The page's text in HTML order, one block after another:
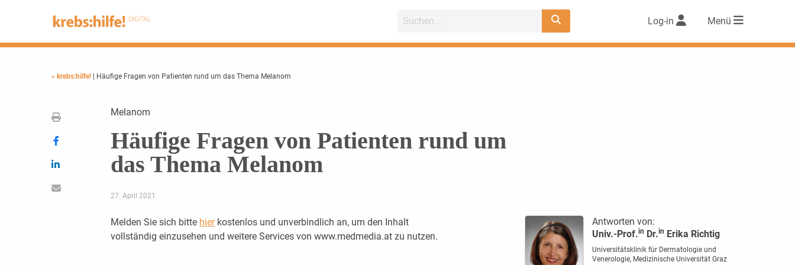
Log-in Menü
« krebs:hilfe! | Häufige Fragen von Patienten rund um das Thema Melanom
Melanom
Häufige Fragen von Patienten rund um
das Thema Melanom
27. April 2021
Melden Sie sich bitte hierkostenlos und unverbindlich an, um den Inhalt
vollständig einzusehen und weitere Services von www.medmedia.at zu nutzen.
Antworten von:
Univ.-Prof.in Dr.in Erika Richtig
Universitätsklinik für Dermatologie und
Venerologie, Medizinische Universität Graz